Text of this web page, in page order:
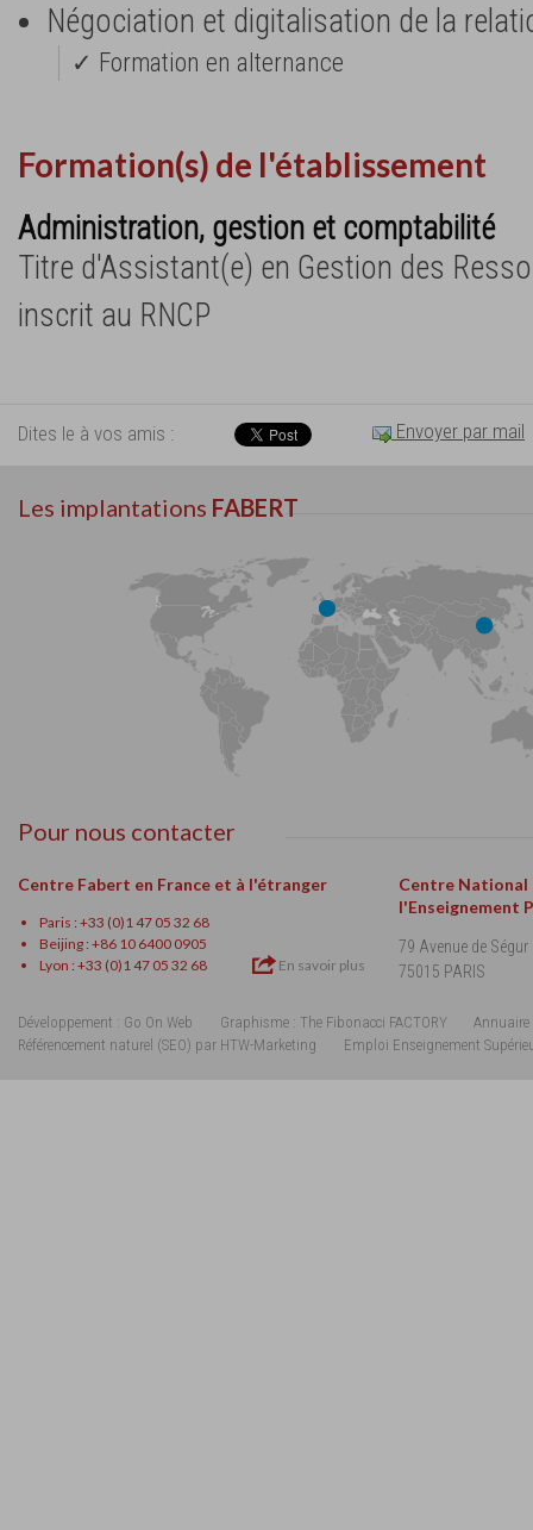
Négociation et digitalisation de la
✓ Formation en alternance
Formation(s) de l'établissement
Administration, gestion et comptabilité
Titre d'Assistant(e) en Gestion des
inscrit au RNCP
Dites le à vos amis : Envoyer par mail
Les implantations FABERT
Pour nous contacter
Centre Fabert en France et à l'étranger
Paris : +33 (0)1 47 05 32 68
Beijing : +86 10 6400 0905
Lyon : +33 (0)1 47 05 32 68
En savoir plus
Centre National
l'Enseignement
79 Avenue de Ségur
75015 PARIS
Développement : Go On Web Graphisme : The Fibonacci FACTORY
Annuaire
Référencement naturel (SEO) par HTW-Marketing
Emploi Enseignement